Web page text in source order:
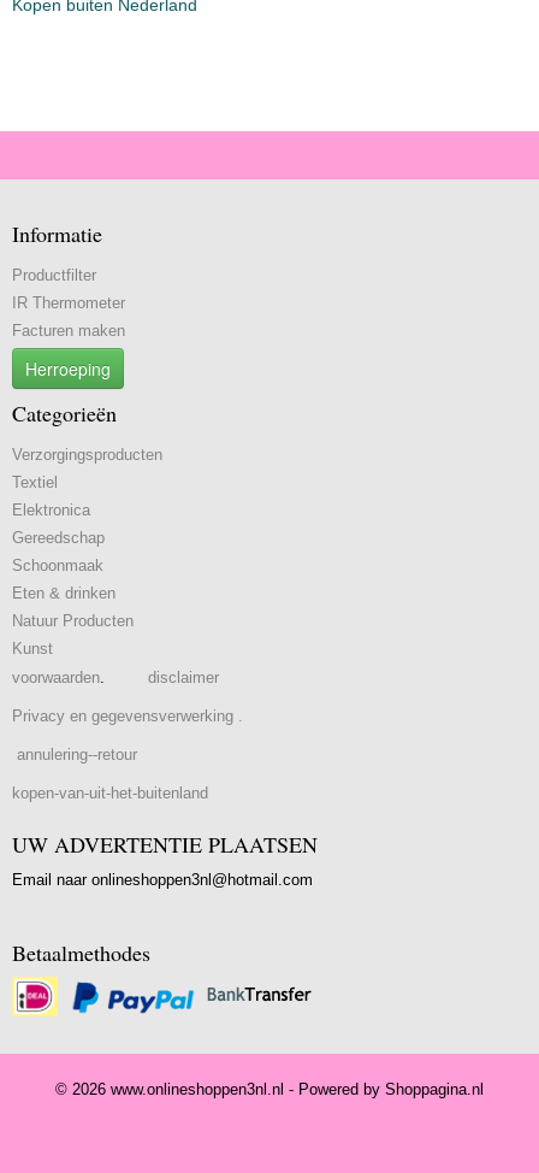
Kopen buiten Nederland
Informatie
Productfilter
IR Thermometer
Facturen maken
Herroeping
Categorieën
Verzorgingsproducten
Textiel
Elektronica
Gereedschap
Schoonmaak
Eten & drinken
Natuur Producten
Kunst
voorwaarden. disclaimer
Privacy en gegevensverwerking .
annulering--retour
kopen-van-uit-het-buitenland
UW ADVERTENTIE PLAATSEN
Email naar onlineshoppen3nl@hotmail.com
Betaalmethodes
© 2026 www.onlineshoppen3nl.nl - Powered by Shoppagina.nl